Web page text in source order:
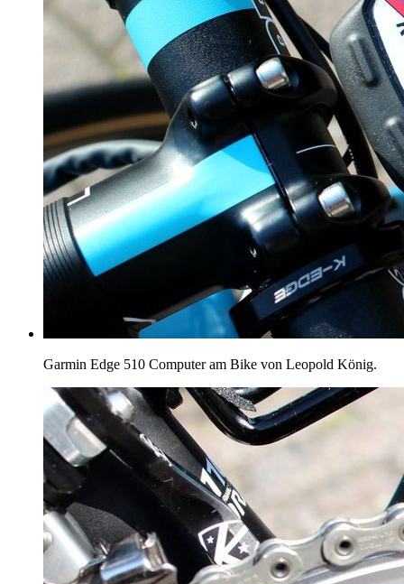
Garmin Edge 510 Computer am Bike von Leopold König.